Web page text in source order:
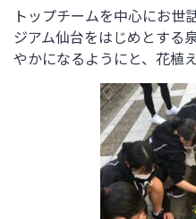
トップチームを中心にお世
ジアム仙台をはじめとする
やかになるようにと、花植